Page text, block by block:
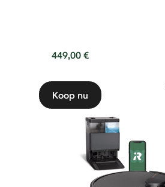
449,00 €
Koop nu